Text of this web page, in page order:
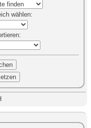
wählen:
: